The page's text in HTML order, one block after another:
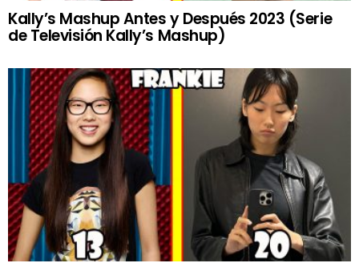
Kally’s Mashup Antes y Después 2023 (Serie
de Televisión Kally’s Mashup)